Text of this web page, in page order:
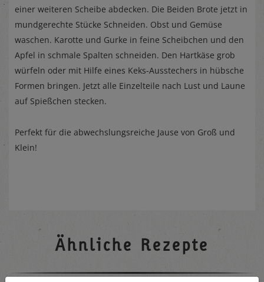
einer weiteren Scheibe abdecken. Die Beiden Brote jetzt in
mundgerechte Stücke Schneiden. Obst und Gemüse
waschen. Karotte und Gurke in feine Scheibchen und den
Apfel in schmale Spalten schneiden. Den Hartkäse grob
würfeln oder mit Hilfe eines Keks-Ausstechers in hübsche
Formen bringen. Jetzt alle Einzelteile nach Lust und Laune
auf Spießchen stecken.
Perfekt für die abwechslungsreiche Jause von Groß und
Klein!
Ähnliche Rezepte